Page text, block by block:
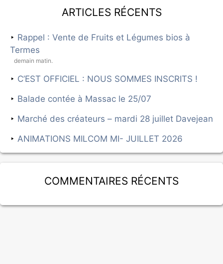
Articles récents
Rappel : Vente de Fruits et Légumes bios à
Termes
demain matin.
C’EST OFFICIEL : NOUS SOMMES INSCRITS !
Balade contée à Massac le 25/07
Marché des créateurs – mardi 28 juillet Davejean
ANIMATIONS MILCOM MI- JUILLET 2026
Commentaires récents